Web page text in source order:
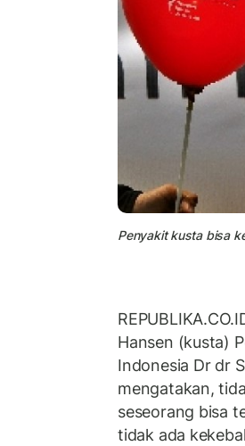
Penyakit kusta bisa
Hansen (kusta)
Indonesia Dr dr
mengatakan,
seseorang bisa
tidak ada